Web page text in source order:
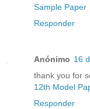
Sample Paper
Responder
Anónimo 16
thank you for
12th Model
Responder